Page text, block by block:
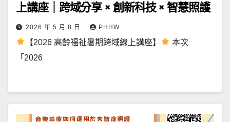
上講座｜跨域分享 × 創新科技 × 智慧照護
2026 年 5 月 8 日 PHHW
【2026 高齡福祉暑期跨域線上講座】
本次
「2026